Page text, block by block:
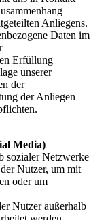
Anliegens.
Daten im
Erfüllung
unserer
der
der Anliegen
Media)
sozialer Netzwerke
Nutzer, um mit
oder um
Nutzer außerhalb